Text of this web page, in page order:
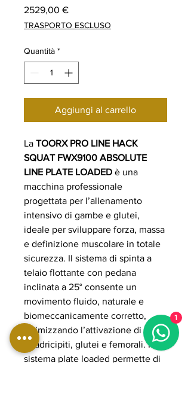
2529,00 €Prezzo
TRASPORTO ESCLUSO
Quantità *
Aggiungi al carrello
La TOORX PRO LINE HACK
SQUAT FWX9100 ABSOLUTE
LINE PLATE LOADED è una
macchina professionale
progettata per l’allenamento
intensivo di gambe e glutei,
ideale per sviluppare forza, massa
e definizione muscolare in totale
sicurezza. Il sistema di spinta a
telaio flottante con pedana
inclinata a 25° consente un
movimento fluido, naturale e
biomeccanicamente corretto,
ottimizzando l’attivazione di
quadricipiti, glutei e femorali. Il
sistema plate loaded permette di
1